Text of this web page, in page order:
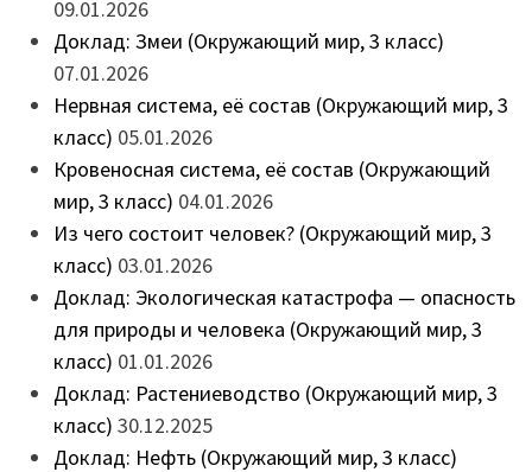
09.01.2026
Доклад: Змеи (Окружающий мир, 3 класс)
07.01.2026
Нервная система, её состав (Окружающий мир, 3
класс) 05.01.2026
Кровеносная система, её состав (Окружающий
мир, 3 класс) 04.01.2026
Из чего состоит человек? (Окружающий мир, 3
класс) 03.01.2026
Доклад: Экологическая катастрофа — опасность
для природы и человека (Окружающий мир, 3
класс) 01.01.2026
Доклад: Растениеводство (Окружающий мир, 3
класс) 30.12.2025
Доклад: Нефть (Окружающий мир, 3 класс)